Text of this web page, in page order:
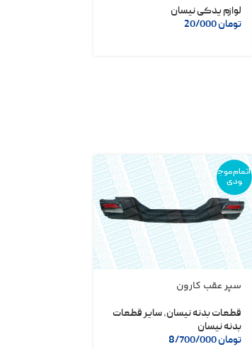
لوازم یدکی نیسان
تومان
اتمام موج
ودی
سپر عقب کارون
قطعات بدنه نیسان,سایر قطعات
بدنه نیسان
تومان